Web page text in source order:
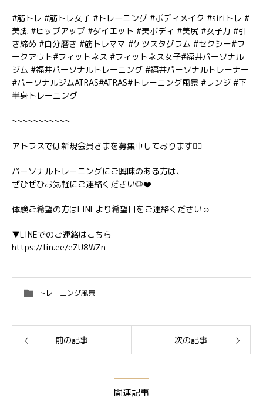
#筋トレ #筋トレ女子 #トレーニング #ボディメイク #siriトレ #
美脚 #ヒップアップ #ダイエット #美ボディ #美尻 #女子力 #引
き締め #自分磨き #筋トレママ #ケツスタグラム #セクシー#ワ
ークアウト#フィットネス #フィットネス女子#福井パーソナル
ジム #福井パーソナルトレーニング #福井パーソナルトレーナー
#パーソナルジムATRAS#ATRAS#トレーニング風景 #ランジ #下
半身トレーニング
~~~~~~~~~~~
アトラスでは新規会員さまを募集中しております🏋️‍♂️
パーソナルトレーニングにご興味のある方は、
ぜひぜひお気軽にご連絡ください🐶❤️
体験ご希望の方はLINEより希望日をご連絡ください☺️
▼LINEでのご連絡はこちら
https://lin.ee/eZU8WZn
トレーニング風景
前の記事 次の記事
関連記事